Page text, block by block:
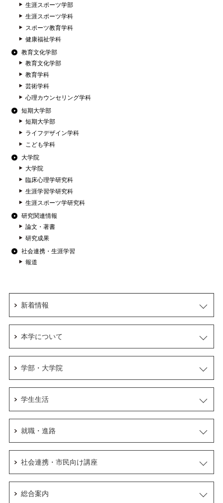
生涯スポーツ学部
生涯スポーツ学科
スポーツ教育学科
健康福祉学科
教育文化学部
教育文化学部
教育学科
芸術学科
心理カウンセリング学科
短期大学部
短期大学部
ライフデザイン学科
こども学科
大学院
大学院
臨床心理学研究科
生涯学習学研究科
生涯スポーツ学研究科
研究関連情報
論文・著書
研究成果
社会連携・生涯学習
報道
新着情報
本学について
学部・大学院
学生生活
就職・進路
社会連携・市民向け講座
総合案内